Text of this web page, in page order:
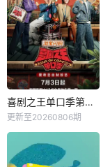
喜剧之王单口季第三季
更新至20260806期